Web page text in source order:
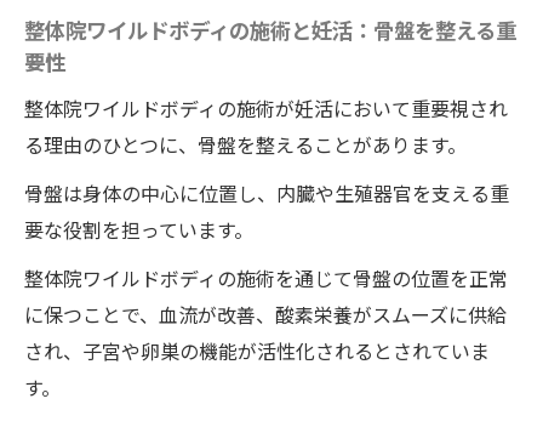
徳島県の整体院ワイルドボディで妊活に挑
徳島県整体院ワイルドボディの専門的アプロー
チで子宮の着床率を高める
整体院ワイルドボディの施術で子宮の着床
力を向上させる方法
徳島県の専門整体院ワイルドボディによる
着床率改善施策
妊活を成功させるための子宮着床力強化法
整体院ワイルドボディの施術と妊活：骨盤を整える重
要性
整体院ワイルドボディの施術が妊活において重要視され
る理由のひとつに、骨盤を整えることがあります。
骨盤は身体の中心に位置し、内臓や生殖器官を支える重
要な役割を担っています。
整体院ワイルドボディの施術を通じて骨盤の位置を正常
に保つことで、血流が改善、酸素栄養がスムーズに供給
され、子宮や卵巣の機能が活性化されるとされていま
す。